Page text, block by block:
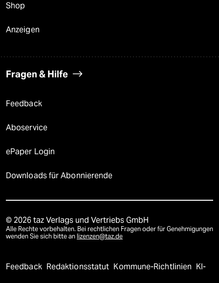
Shop
Anzeigen
Fragen & Hilfe
Feedback
Aboservice
ePaper Login
Downloads für Abonnierende
© 2026 taz Verlags und Vertriebs GmbH
Alle Rechte vorbehalten. Bei rechtlichen Fragen oder für Genehmigungen
wenden Sie sich bitte an lizenzen@taz.de
Feedback Redaktionsstatut Kommune-Richtlinien KI-